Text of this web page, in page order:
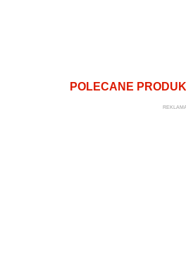
POLECANE
REKLAMA